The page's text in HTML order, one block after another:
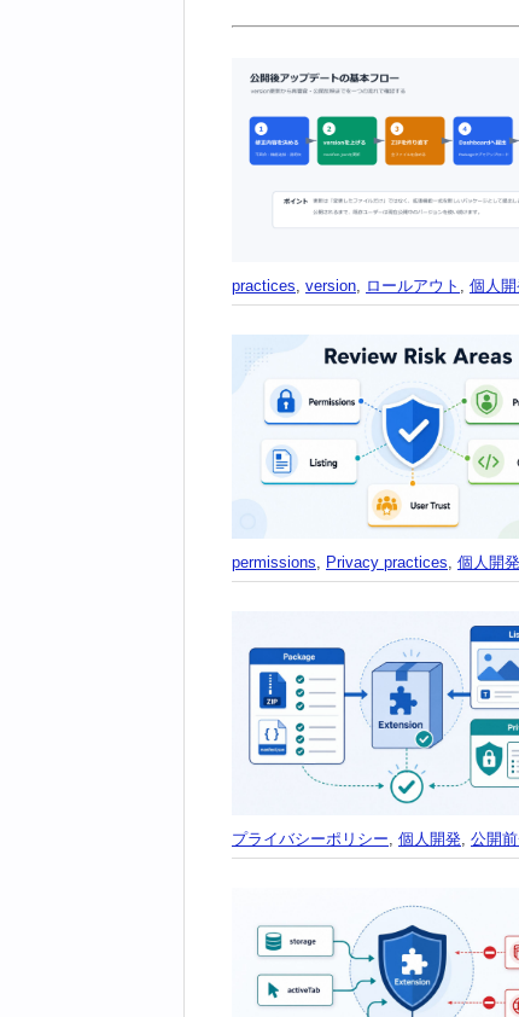
practices, version, ロールアウト , 個人
permissions, Privacy practices, 個人開発
プライバシーポリシー, 個人開発, 公開